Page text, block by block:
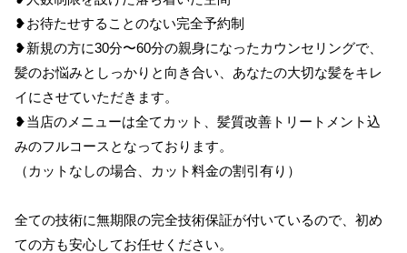
❥お待たせすることのない完全予約制
❥新規の方に30分〜60分の親身になったカウンセリングで、
髪のお悩みとしっかりと向き合い、あなたの大切な髪をキレ
イにさせていただきます。
❥当店のメニューは全てカット、髪質改善トリートメント込
みのフルコースとなっております。
（カットなしの場合、カット料金の割引有り）
全ての技術に無期限の完全技術保証が付いているので、初め
ての方も安心してお任せください。